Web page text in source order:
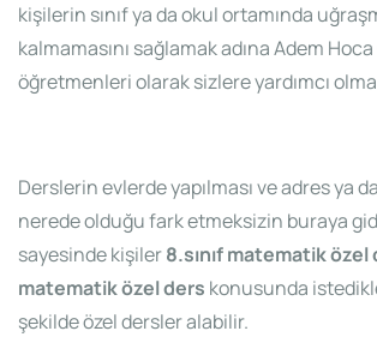
kişilerin sınıf ya da okul ortamında
kalmamasını sağlamak adına Adem
öğretmenleri olarak sizlere yardımcı
Derslerin evlerde yapılması ve adres ya
nerede olduğu fark etmeksizin buraya
sayesinde kişiler8.sınıf matematik özel
matematik özel ders konusunda
şekilde özel dersler alabilir.